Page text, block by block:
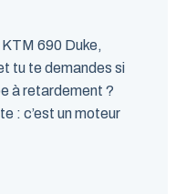
690 Duke,
tu te demandes si
à retardement ?
: c’est un moteur